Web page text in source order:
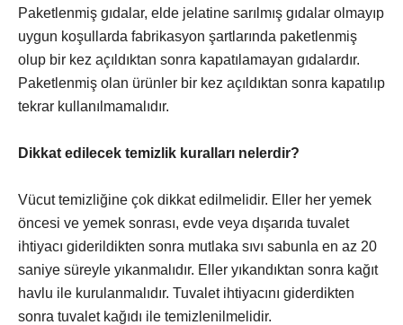
Paketlenmiş gıdalar, elde jelatine sarılmış gıdalar olmayıp
uygun koşullarda fabrikasyon şartlarında paketlenmiş
olup bir kez açıldıktan sonra kapatılamayan gıdalardır.
Paketlenmiş olan ürünler bir kez açıldıktan sonra kapatılıp
tekrar kullanılmamalıdır.
Dikkat edilecek temizlik kuralları nelerdir?
Vücut temizliğine çok dikkat edilmelidir. Eller her yemek
öncesi ve yemek sonrası, evde veya dışarıda tuvalet
ihtiyacı giderildikten sonra mutlaka sıvı sabunla en az 20
saniye süreyle yıkanmalıdır. Eller yıkandıktan sonra kağıt
havlu ile kurulanmalıdır. Tuvalet ihtiyacını giderdikten
sonra tuvalet kağıdı ile temizlenilmelidir.